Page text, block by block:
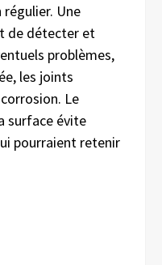
Une
de détecter et
problèmes,
les joints
Le
surface évite
pourraient retenir